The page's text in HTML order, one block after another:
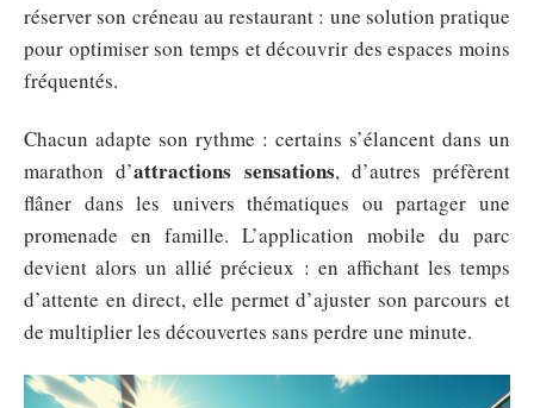
réserver son créneau au restaurant : une solution pratique
pour optimiser son temps et découvrir des espaces moins
fréquentés.
Chacun adapte son rythme : certains s’élancent dans un
marathon d’attractions sensations, d’autres préfèrent
flâner dans les univers thématiques ou partager une
promenade en famille. L’application mobile du parc
devient alors un allié précieux : en affichant les temps
d’attente en direct, elle permet d’ajuster son parcours et
de multiplier les découvertes sans perdre une minute.